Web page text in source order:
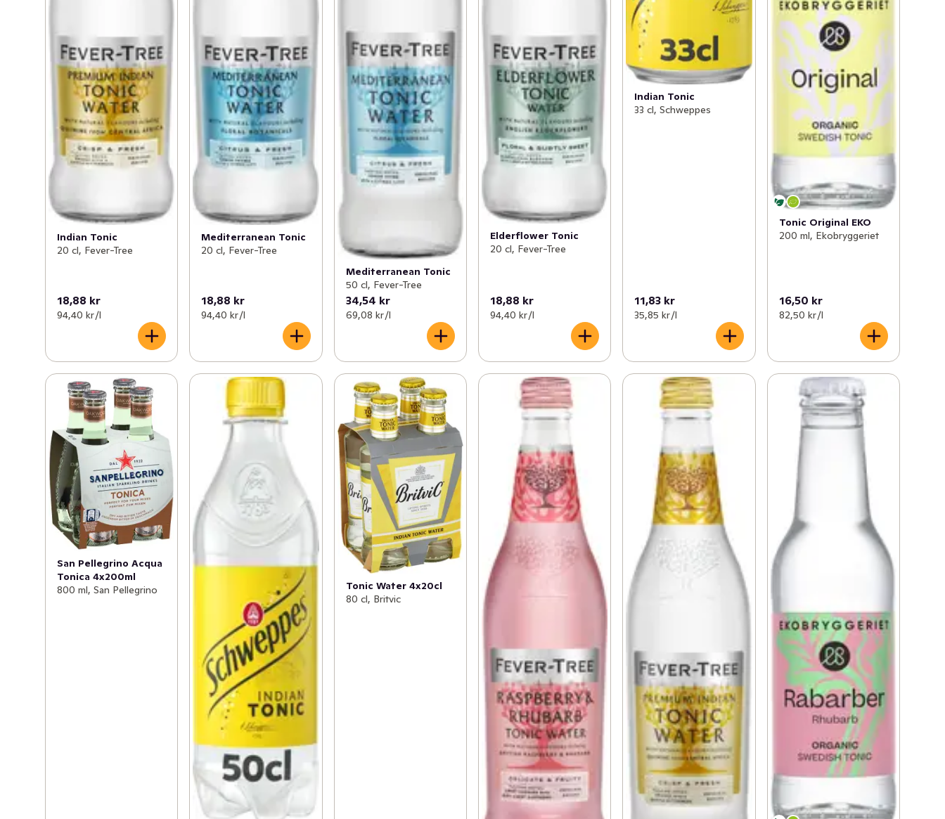
Indian Tonic
20 cl, Fever-Tree
18,88 kr
94,40 kr /l
Mediterranean Tonic
20 cl, Fever-Tree
18,88 kr
94,40 kr /l
Mediterranean Tonic
50 cl, Fever-Tree
34,54 kr
69,08 kr /l
Elderflower Tonic
20 cl, Fever-Tree
18,88 kr
94,40 kr /l
Indian Tonic
33 cl, Schweppes
11,83 kr
35,85 kr /l
Tonic Original EKO
200 ml, Ekobryggeriet
16,50 kr
82,50 kr /l
San Pellegrino Acqua
Tonica 4x200ml
800 ml, San Pellegrino
Tonic Water 4x20cl
80 cl, Britvic